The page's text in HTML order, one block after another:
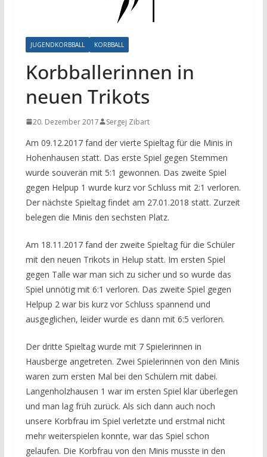
JUGENDKORBBALL KORBBALL
Korbballerinnen in
neuen Trikots
20. Dezember 2017 Sergej Zibart
Am 09.12.2017 fand der vierte Spieltag für die Minis in
Hohenhausen statt. Das erste Spiel gegen Stemmen
wurde souverän mit 5:1 gewonnen. Das zweite Spiel
gegen Helpup 1 wurde kurz vor Schluss mit 2:1 verloren.
Der nächste Spieltag findet am 27.01.2018 statt. Zurzeit
belegen die Minis den sechsten Platz.
Am 18.11.2017 fand der zweite Spieltag für die Schüler
mit den neuen Trikots in Helup statt. Im ersten Spiel
gegen Talle war man sich zu sicher und so wurde das
Spiel unnötig mit 6:1 verloren. Das zweite Spiel gegen
Helpup 2 war bis kurz vor Schluss spannend und
ausgeglichen, leider wurde es dann mit 6:5 verloren.
Der dritte Spieltag wurde mit 7 Spielerinnen in
Hausberge angetreten. Zwei Spielerinnen von den Minis
waren zum ersten Mal bei den Schülern mit dabei.
Langenholzhausen 1 war im ersten Spiel klar überlegen
und man lag früh zurück. Als sich dann auch noch
unsere Korbfrau im Spiel verletzte und erstmal nicht
mehr weiterspielen konnte, war das Spiel schon
gelaufen. Die Korbfrau von den Minis musste in den